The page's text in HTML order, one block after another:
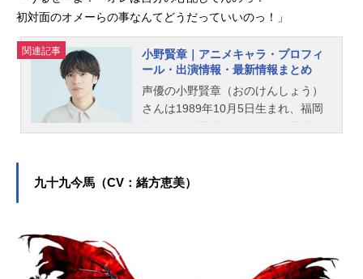
初対面のオメーらの事なんてどうだっていいのっ！」
関連記事
小野賢章｜アニメキャラ・プロフィ
ール・出演情報・最新情報まとめ
声優の小野賢章（おのけんしょう）
さんは1989年10月5日生まれ、福岡
のキャラクターを多く演じていま
九十九今馬（CV：緒方恵美）